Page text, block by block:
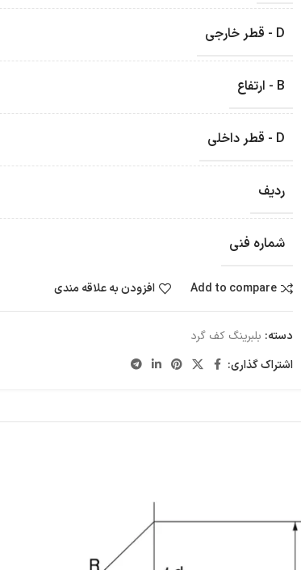
D - قطر خارجی
B - ارتفاع
D - قطر داخلی
ردیف
شماره فنی
Add to compare افزودن به علاقه مندی
دسته: بلبرینگ کف گرد
اشتراک گذاری: